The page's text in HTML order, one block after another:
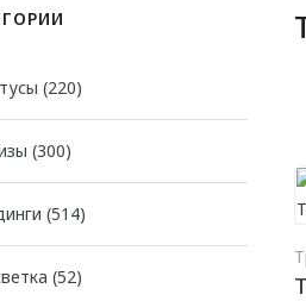
(220)
(300)
(514)
(52)